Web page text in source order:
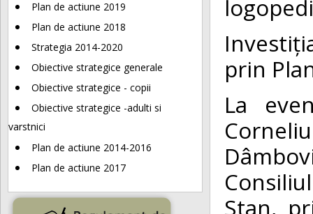
Plan de actiune 2019
Plan de actiune 2018
Strategia 2014-2020
Obiective strategice generale
Obiective strategice - copii
Obiective strategice -adulti si
varstnici
Plan de actiune 2014-2016
Plan de actiune 2017
prin
La
Stan,